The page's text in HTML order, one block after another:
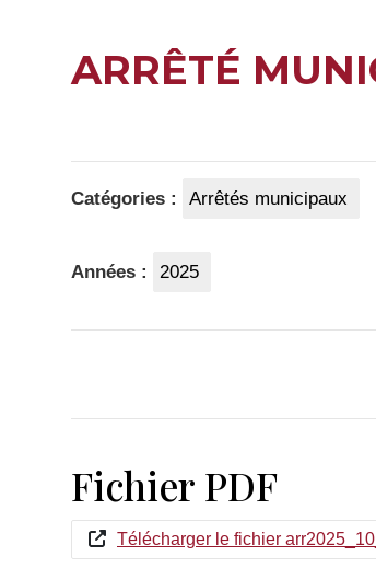
ARRÊTÉ
Catégories : Arrêtés municipaux
Années : 2025
Fichier PDF
Télécharger le fichier